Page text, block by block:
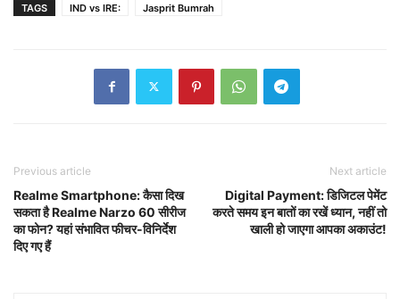
TAGS IND vs IRE: Jasprit Bumrah
Previous article
Realme Smartphone: कैसा दिख
सकता है Realme Narzo 60 सीरीज
का फोन? यहां संभावित फीचर-विनिर्देश
दिए गए हैं
Next article
Digital Payment: डिजिटल पेमेंट
करते समय इन बातों का रखें ध्यान, नहीं तो
खाली हो जाएगा आपका अकाउंट!